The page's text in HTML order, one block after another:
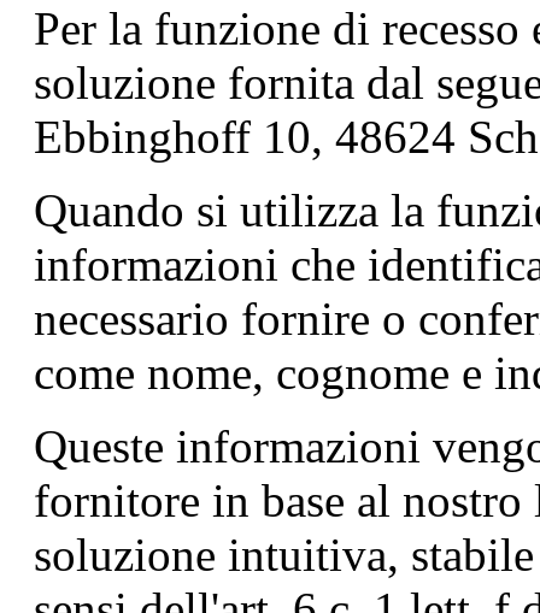
Per la funzione di
soluzione fornita dal
Ebbinghoff 10, 48624
Quando si utilizza la
informazioni che
necessario fornire o
come nome, cognome e
Queste informazioni
fornitore in base al
soluzione intuitiva,